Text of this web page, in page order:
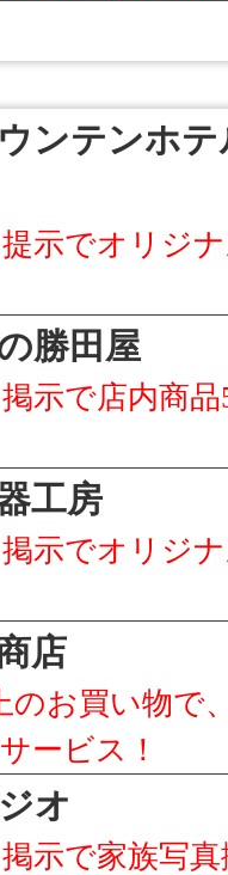
ンテンホテ
示でオリジ
勝田屋
示で店内商
工房
掲示でオリジ
店
のお買い物で
ービス！
オ
示で家族写